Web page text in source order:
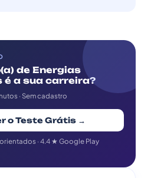
de Energias
é a sua carreira?
· Sem cadastro
o Teste Grátis →
· 4.4 ★ Google Play